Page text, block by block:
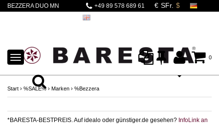
BEZZERA DUO MN
+49 89 578 689 61
0
TOGGLE
NAVIGATION
Start › %SALE% › Marken › %Bezzera
*BARESTA-BESTPREIS. Auf idealo oder günstiger.de gesehen? InfoLink an